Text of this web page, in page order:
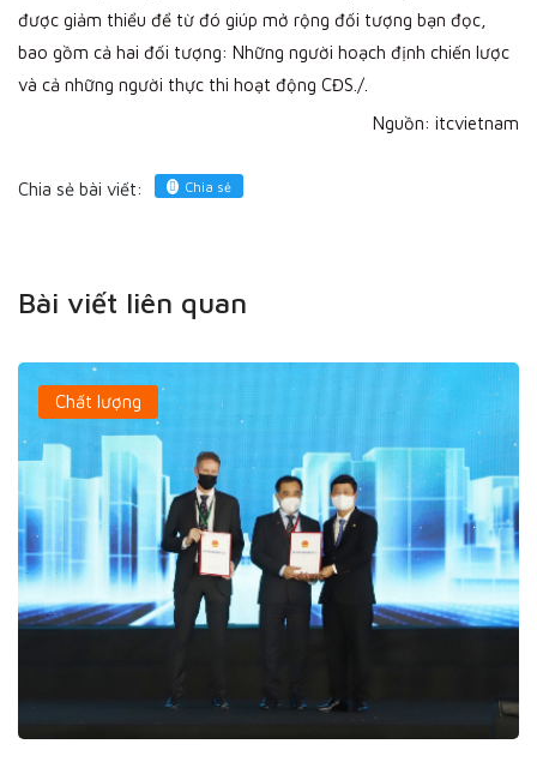
được giảm thiểu để từ đó giúp mở rộng đối tượng bạn đọc,
bao gồm cả hai đối tượng: Những người hoạch định chiến lược
và cả những người thực thi hoạt động CĐS./.
Nguồn: itcvietnam
Chia sẻ bài viết: Chia sẻ
Bài viết liên quan
Chất lượng